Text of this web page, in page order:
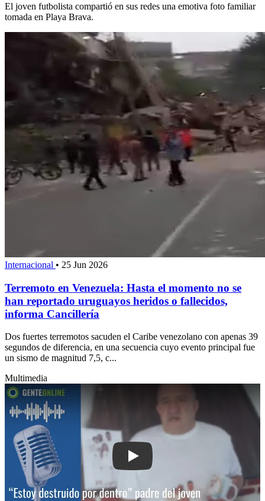
El joven futbolista compartió en sus redes una emotiva foto familiar
tomada en Playa Brava.
Internacional • 25 Jun 2026
Terremoto en Venezuela: Hasta el momento no se
han reportado uruguayos heridos o fallecidos,
informa Cancillería
Dos fuertes terremotos sacuden el Caribe venezolano con apenas 39
segundos de diferencia, en una secuencia cuyo evento principal fue
un sismo de magnitud 7,5, c...
Multimedia
Play: “Estoy destruido por dentro”: